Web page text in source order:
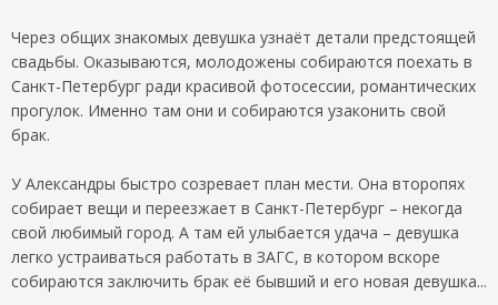
Через общих знакомых девушка узнаёт детали предстоящей
свадьбы. Оказываются, молодожены собираются поехать в
Санкт-Петербург ради красивой фотосессии, романтических
прогулок. Именно там они и собираются узаконить свой
брак.
У Александры быстро созревает план мести. Она второпях
собирает вещи и переезжает в Санкт-Петербург – некогда
свой любимый город. А там ей улыбается удача – девушка
легко устраиваться работать в ЗАГС, в котором вскоре
собираются заключить брак её бывший и его новая девушка...